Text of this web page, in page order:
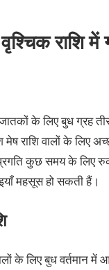
राशि में
के लिए बुध ग्रह
राशि वालों के लिए
कुछ समय के लिए
महसूस हो सकती हैं।
के लिए बुध वर्तमान में